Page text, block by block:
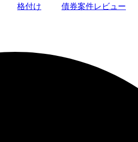
格付け 債券案件レビュー